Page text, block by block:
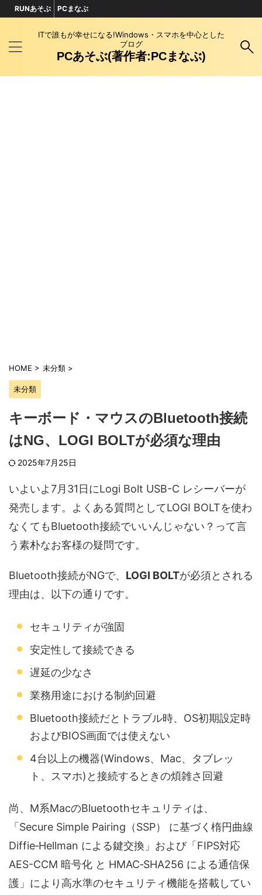
ITで誰もが幸せになる!Windows・スマホを中心とした
ブログ
PCあそぶ(著作者:PCまなぶ)
RUNあそぶ PCまなぶ
HOME > 未分類 >
未分類
キーボード・マウスのBluetooth接続
はNG、LOGI BOLTが必須な理由
2025年7月25日
いよいよ7月31日にLogi Bolt USB-C レシーバーが
発売します。よくある質問としてLOGI BOLTを使わ
なくてもBluetooth接続でいいんじゃない？って言
う素朴なお客様の疑問です。
Bluetooth接続がNGで、 LOGI BOLTが必須とされる
理由は、以下の通りです。
セキュリティが強固
安定性して接続できる
遅延の少なさ
業務用途における制約回避
Bluetooth接続だとトラブル時、OS初期設定時
およびBIOS画面では使えない
4台以上の機器(Windows、Mac、タブレッ
ト、スマホ)と接続するときの煩雑さ回避
尚、M系MacのBluetoothセキュリティは、
「Secure Simple Pairing（SSP） に基づく楕円曲線
Diffie‑Hellman による鍵交換」および「FIPS対応
AES-CCM 暗号化 と HMAC‑SHA256 による通信保
護」により高水準のセキュリティ機能を搭載してい